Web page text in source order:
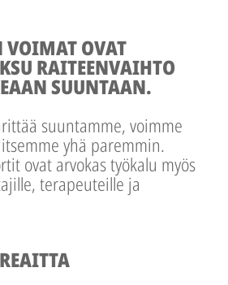
OVAT
RAITEENVAIHTO
SUUNTAAN.
suuntamme, voimme
yhä paremmin.
ovat arvokas työkalu myös
terapeuteille ja